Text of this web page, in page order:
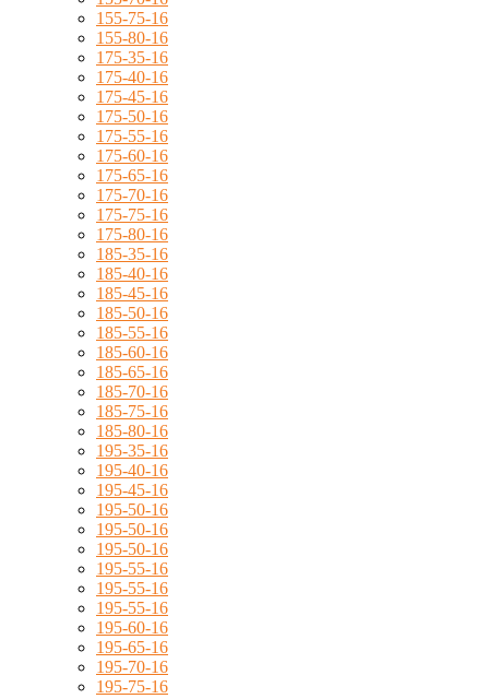
155-75-16
155-80-16
175-35-16
175-40-16
175-45-16
175-50-16
175-55-16
175-60-16
175-65-16
175-70-16
175-75-16
175-80-16
185-35-16
185-40-16
185-45-16
185-50-16
185-55-16
185-60-16
185-65-16
185-70-16
185-75-16
185-80-16
195-35-16
195-40-16
195-45-16
195-50-16
195-50-16
195-50-16
195-55-16
195-55-16
195-55-16
195-60-16
195-65-16
195-70-16
195-75-16